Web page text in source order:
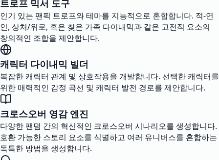
트로프 믹서 도구
인기 있는 팬픽 트로프와 테마를 지능적으로 혼합합니다. 적-연
인, 상처/위로, 혹은 찾은 가족 다이내믹과 같은 고전적 요소의
창의적인 조합을 제안합니다.
캐릭터 다이내믹 빌더
복잡한 캐릭터 관계 및 상호작용을 개발합니다. 선택한 캐릭터를
위한 매력적인 감정 곡선 및 캐릭터 발전 경로를 제안합니다.
크로스오버 영감 엔진
다양한 팬덤 간의 혁신적인 크로스오버 시나리오를 생성합니다.
호환 가능한 스토리 요소를 식별하고 여러 유니버스를 혼합하는
독특한 방법을 생성합니다.